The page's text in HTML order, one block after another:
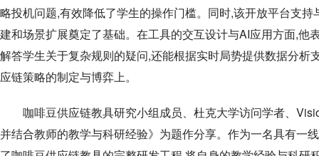
略投机问题,有效降低了学生的操作门槛。同时,该开放平台支
建和场景扩展奠定了基础。在工具的交互设计与AI应用方面,他
解答学生关于复杂规则的疑问,还能根据实时局势提供数据分
应链策略的制定与博弈上。
咖啡豆供应链教具研究小组成员、杜克大学访问学者、
并结合教师的教学与科研经验》为题作分享。作为一名具有一